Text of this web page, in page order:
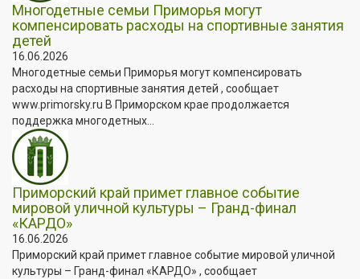
Многодетные семьи Приморья могут
компенсировать расходы на спортивные занятия
детей
16.06.2026
Многодетные семьи Приморья могут компенсировать
расходы на спортивные занятия детей , сообщает
www.primorsky.ru В Приморском крае продолжается
поддержка многодетных...
Приморский край примет главное событие
мировой уличной культуры – Гранд-финал
«КАРДО»
16.06.2026
Приморский край примет главное событие мировой уличной
культуры – Гранд-финал «КАРДО» , сообщает